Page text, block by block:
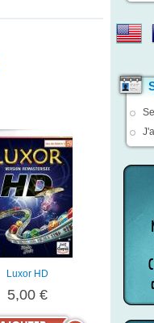
Luxor HD
5,00 €